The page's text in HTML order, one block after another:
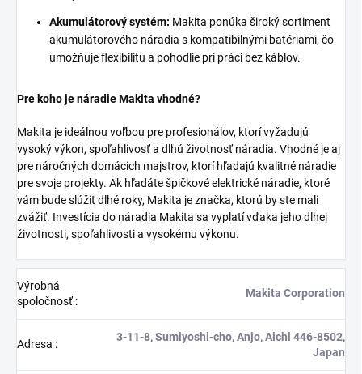
Akumulátorový systém: Makita ponúka široký sortiment
akumulátorového náradia s kompatibilnými batériami, čo
umožňuje flexibilitu a pohodlie pri práci bez káblov.
Pre koho je náradie Makita vhodné?
Makita je ideálnou voľbou pre profesionálov, ktorí vyžadujú
vysoký výkon, spoľahlivosť a dlhú životnosť náradia. Vhodné je aj
pre náročných domácich majstrov, ktorí hľadajú kvalitné náradie
pre svoje projekty. Ak hľadáte špičkové elektrické náradie, ktoré
vám bude slúžiť dlhé roky, Makita je značka, ktorú by ste mali
zvážiť. Investícia do náradia Makita sa vyplatí vďaka jeho dlhej
životnosti, spoľahlivosti a vysokému výkonu.
Výrobná
spoločnosť:
Makita Corporation
Adresa :
3-11-8, Sumiyoshi-cho, Anjo, Aichi 446-8502,
Japan